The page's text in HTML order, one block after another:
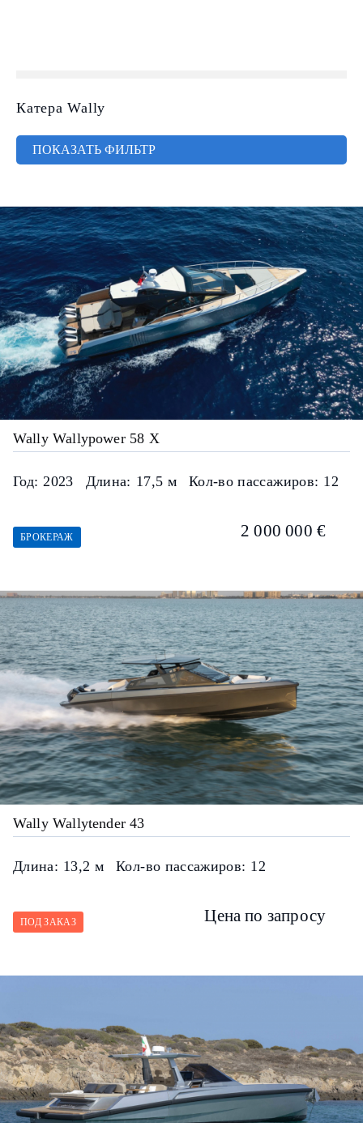
Катера Wally
ПОКАЗАТЬ ФИЛЬТР
Wally Wallypower 58 X
Год: 2023 Длина: 17,5 м Кол-во пассажиров: 12
БРОКЕРАЖ 2 000 000 €
Wally Wallytender 43
Длина: 13,2 м Кол-во пассажиров: 12
ПОД ЗАКАЗ Цена по запросу